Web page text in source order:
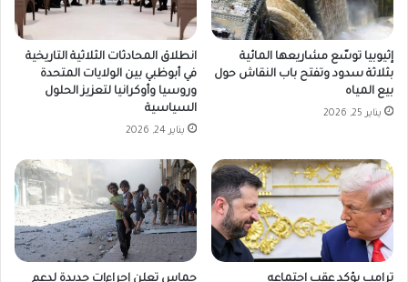
إثيوبيا توسّع مشاريعها المائية
بثلاثة سدود وتفتح باب النقاش حول
بيع المياه
يناير 25, 2026
انطلاق المحادثات الثلاثية التاريخية
في أبوظبي بين الولايات المتحدة
وروسيا وأوكرانيا لتعزيز الحلول
السياسية
يناير 24, 2026
ترامب يؤكد عقب اجتماعه
حماس تعلن إجراءات جديدة لدعم